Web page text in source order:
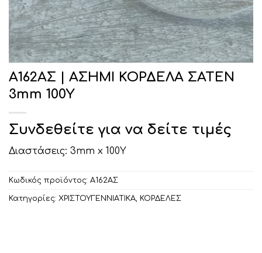
Α162ΑΣ | ΑΣΗΜΙ ΚΟΡΔΕΛΑ ΣΑΤΕΝ
3mm 100Υ
Συνδεθείτε για να δείτε τιμές
Διαστάσεις: 3mm x 100Υ
Κωδικός προϊόντος: Α162ΑΣ
Κατηγορίες: ΧΡΙΣΤΟΥΓΕΝΝΙΑΤΙΚΑ, ΚΟΡΔΕΛΕΣ